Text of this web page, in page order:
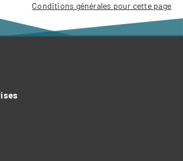
Conditions générales pour cette page